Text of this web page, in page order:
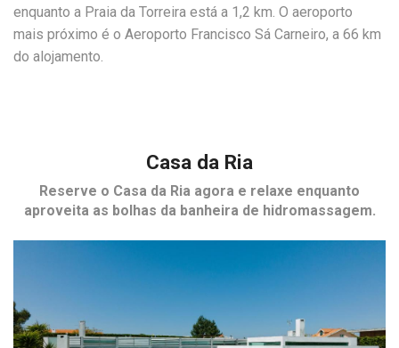
enquanto a Praia da Torreira está a 1,2 km. O aeroporto
mais próximo é o Aeroporto Francisco Sá Carneiro, a 66 km
do alojamento.
Casa da Ria
Reserve o Casa da Ria agora e relaxe enquanto
aproveita as bolhas da banheira de hidromassagem.